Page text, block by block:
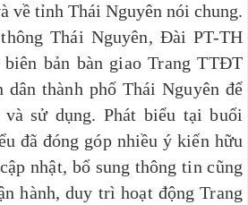
về tỉnh Thái Nguyên nói chung.
Thái Nguyên, Đài PT-TH
bản bàn giao Trang TTĐT
dân thành phố Thái Nguyên để
sử dụng. Phát biểu tại buổi
đã đóng góp nhiều ý kiến hữu
nhật, bổ sung thông tin cũng
hành, duy trì hoạt động Trang